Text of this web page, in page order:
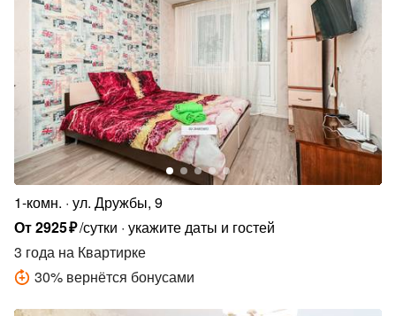
1-комн. ул. Дружбы, 9
От2925₽/сутки укажите даты и гостей
3 года на Квартирке
30% вернётся бонусами